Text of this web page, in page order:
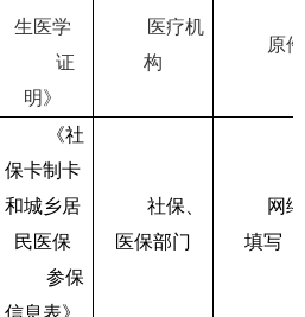
生医学
证
明》
医疗机
构
原件
《社
保卡制卡
和城乡居
民医保
参保
信息表》
社保、
医保部门
网络
填写